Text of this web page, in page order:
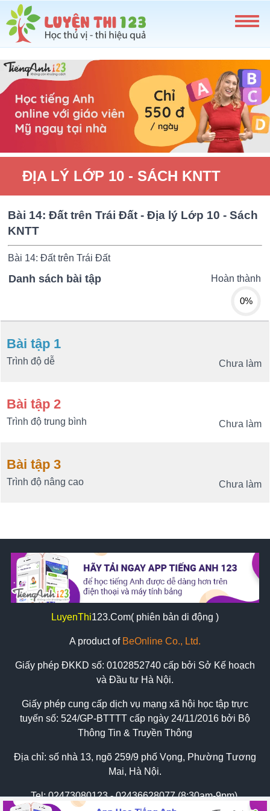
ĐỊA LÝ LỚP 10 - SÁCH KNTT
Bài 14: Đất trên Trái Đất - Địa lý Lớp 10 - Sách
KNTT
Bài 14: Đất trên Trái Đất
Danh sách bài tập Hoàn thành
0%
Bài tập 1
Chưa làm
Trình độ dễ
Bài tập 2
Chưa làm
Trình độ trung bình
Bài tập 3
Chưa làm
Trình độ nâng cao
LuyenThi123.Com( phiên bản di động )
A product of BeOnline Co., Ltd.
Giấy phép ĐKKD số: 0102852740 cấp bởi Sở Kế hoạch
và Đầu tư Hà Nội.
Giấy phép cung cấp dịch vụ mạng xã hội học tập trực
tuyến số: 524/GP-BTTTT cấp ngày 24/11/2016 bởi Bộ
Thông Tin & Truyền Thông
Địa chỉ: số nhà 13, ngõ 259/9 phố Vọng, Phường Tương
Mai, Hà Nội.
Tel:02473080123 - 02436628077 (8:30am-9pm)